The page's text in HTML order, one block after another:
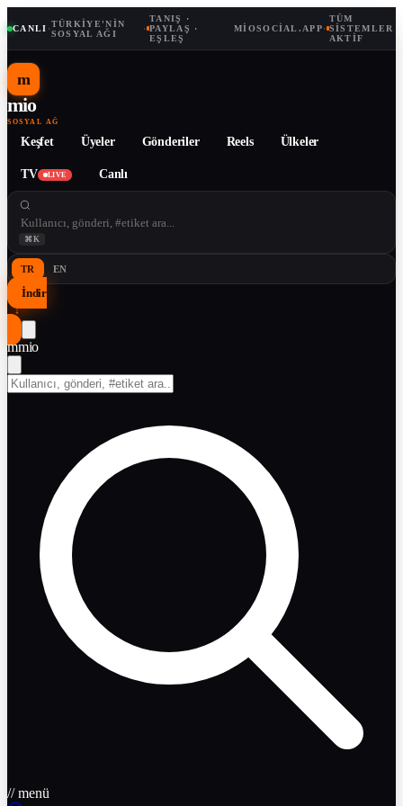
CANLI ·TÜRKIYE'NIN
SOSYAL AĞI
·
TANIŞ ·
PAYLAŞ ·
EŞLEŞ
MIOSOCIAL.APP·
TÜM
SISTEMLER
AKTIF
m
mio
SOSYAL AĞ
Keşfet Üyeler Gönderiler Reels Ülkeler
TV LIVE Canlı
⌘K
TR EN
İndir
↓
mmio
// menü